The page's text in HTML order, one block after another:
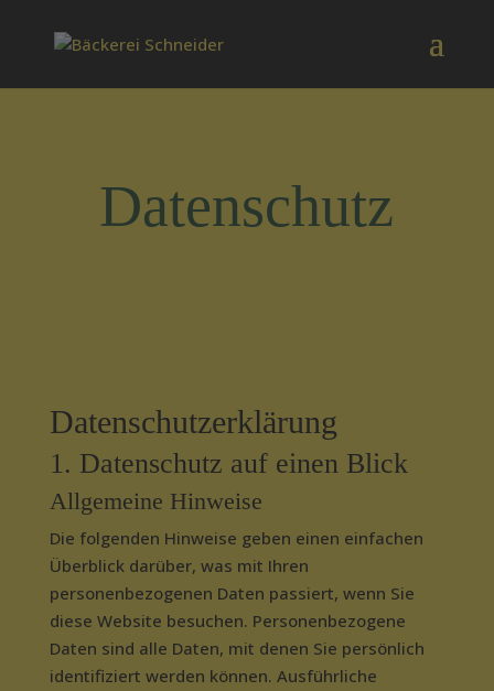
Datenschutz
Datenschutz­erklärung
1. Datenschutz auf einen Blick
Allgemeine Hinweise
Die folgenden Hinweise geben einen einfachen
Überblick darüber, was mit Ihren
personenbezogenen Daten passiert, wenn Sie
diese Website besuchen. Personenbezogene
Daten sind alle Daten, mit denen Sie persönlich
identifiziert werden können. Ausführliche